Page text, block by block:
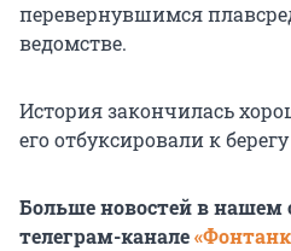
перевернувшимся
ведомстве.
История закончилась
его отбуксировали к
Больше новостей в
телеграм-канале